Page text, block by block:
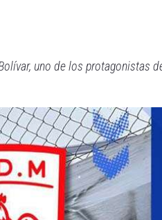
uno de los protagonistas